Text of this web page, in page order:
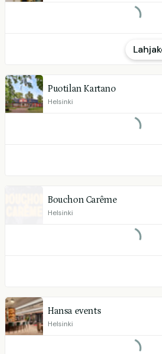
Puotilan Kartano
Helsinki
Bouchon Carême
Helsinki
Hansa events
Helsinki